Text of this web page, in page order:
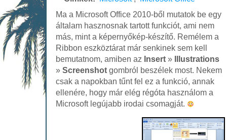
Ma a Microsoft Office 2010-ből mutatok be egy
általam hasznosnak tartott funkciót, ami nem
más, mint a képernyőkép-készítő. Remélem a
Ribbon eszköztárat már senkinek sem kell
bemutatnom, amiben az Insert » Illustrations
» Screenshot gombról beszélek most. Nekem
csak a napokban tűnt fel ez a funkció, annak
ellenére, hogy már elég régóta használom a
Microsoft legújabb irodai csomagját.